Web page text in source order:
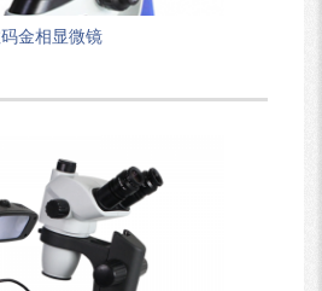
金相显微镜